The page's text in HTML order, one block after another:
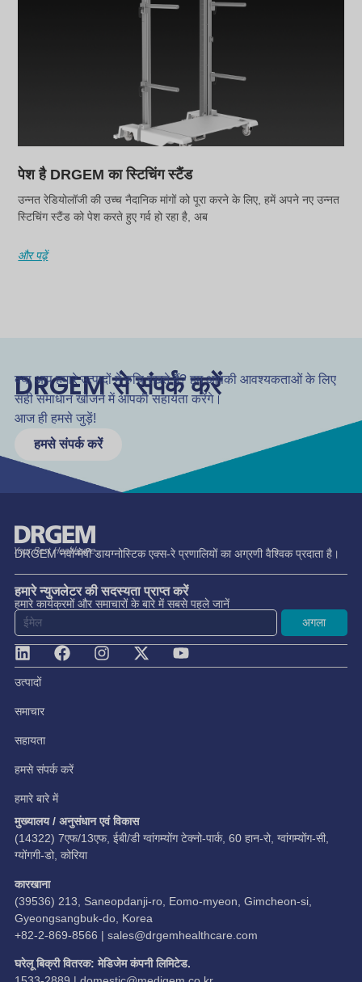
पेश है DRGEM का स्टिचिंग स्टैंड
उन्नत रेडियोलॉजी की उच्च नैदानिक मांगों को पूरा करने के लिए, हमें अपने नए उन्नत
स्टिचिंग स्टैंड को पेश करते हुए गर्व हो रहा है, अब
और पढ़ें
DRGEM से संपर्क करें
क्या आप हमारे उत्पादों में रुचि रखते हैं? हम आपकी आवश्यकताओं के लिए
सही समाधान खोजने में आपकी सहायता करेंगे।
आज ही हमसे जुड़ें!
हमसे संपर्क करें
DRGEM नवोन्मेषी डायग्नोस्टिक एक्स-रे प्रणालियों का अग्रणी वैश्विक प्रदाता है।
हमारे न्युजलेटर की सदस्यता प्राप्त करें
हमारे कार्यक्रमों और समाचारों के बारे में सबसे पहले जानें
अगला
उत्पादों
समाचार
सहायता
हमसे संपर्क करें
हमारे बारे में
मुख्यालय / अनुसंधान एवं विकास
(14322) 7एफ/13एफ, ईबी/डी ग्वांगम्योंग टेक्नो-पार्क, 60 हान-रो, ग्वांगम्योंग-सी,
ग्योंगगी-डो, कोरिया
कारखाना
(39536) 213, Saneopdanji-ro, Eomo-myeon, Gimcheon-si,
Gyeongsangbuk-do, Korea
+82-2-869-8566 | sales@drgemhealthcare.com
घरेलू बिक्री वितरक: मेडिजेम कंपनी लिमिटेड.